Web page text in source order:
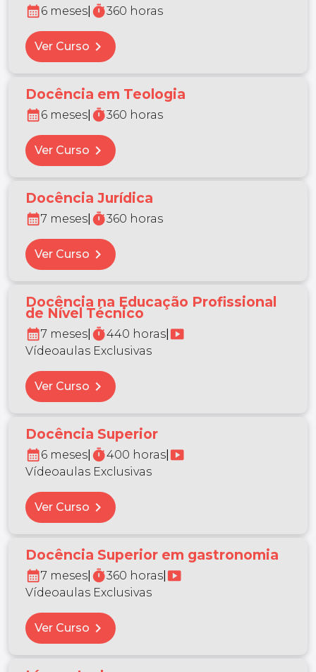
calendar_month6 meses timer360 horas
Ver Curso chevron_right
Docência em Teologia
calendar_month6 meses timer360 horas
Ver Curso chevron_right
Docência Jurídica
calendar_month7 meses timer360 horas
Ver Curso chevron_right
Docência na Educação Profissional
de Nível Técnico
calendar_month7 meses timer440 horas smart_display
Vídeoaulas Exclusivas
Ver Curso chevron_right
Docência Superior
calendar_month6 meses timer400 horas smart_display
Vídeoaulas Exclusivas
Ver Curso chevron_right
Docência Superior em gastronomia
calendar_month7 meses timer360 horas smart_display
Vídeoaulas Exclusivas
Ver Curso chevron_right